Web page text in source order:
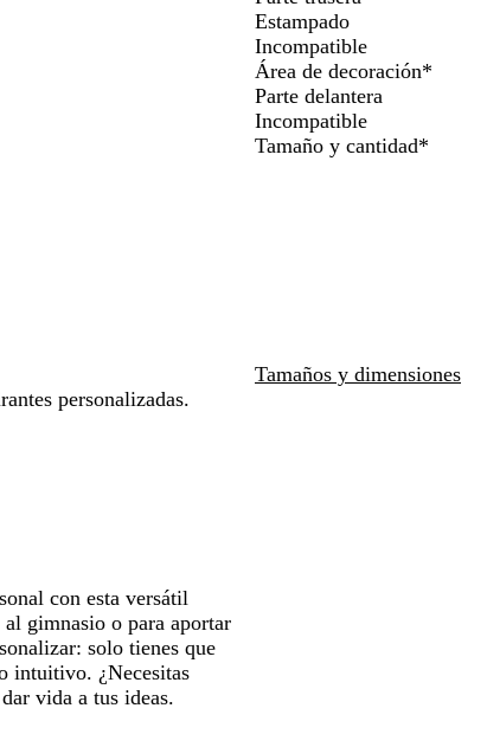
a
n
c
a
o
o
l
i
n
a
i
d
o
i
n
o
l
e
ll
i
t
a
r
Estampado
Incompatible
Área de decoración*
Parte delantera
Incompatible
Tamaño y cantidad*
Tamaños y dimensiones
personalizadas.
con esta versátil
gimnasio o para aportar
solo tienes que
intuitivo. ¿Necesitas
vida a tus ideas.